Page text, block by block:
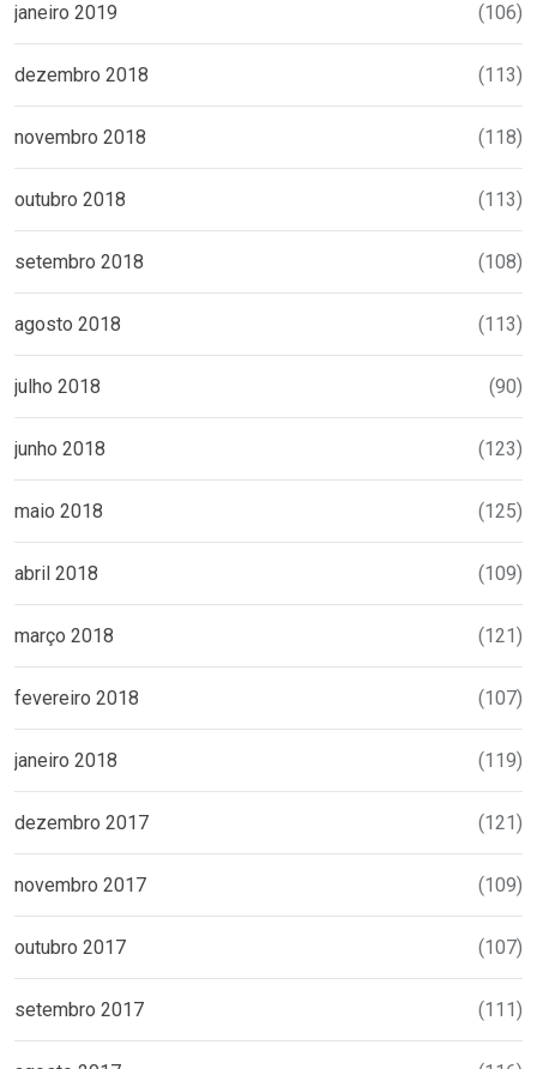
janeiro 2019 (106)
dezembro 2018 (113)
novembro 2018 (118)
outubro 2018 (113)
setembro 2018 (108)
agosto 2018 (113)
julho 2018 (90)
junho 2018 (123)
maio 2018 (125)
abril 2018 (109)
março 2018 (121)
fevereiro 2018 (107)
janeiro 2018 (119)
dezembro 2017 (121)
novembro 2017 (109)
outubro 2017 (107)
setembro 2017 (111)